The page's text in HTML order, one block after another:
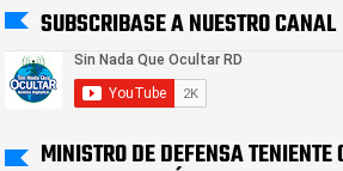
SUBSCRIBASE A NUESTRO CANAL
MINISTRO DE DEFENSA TENIENTE